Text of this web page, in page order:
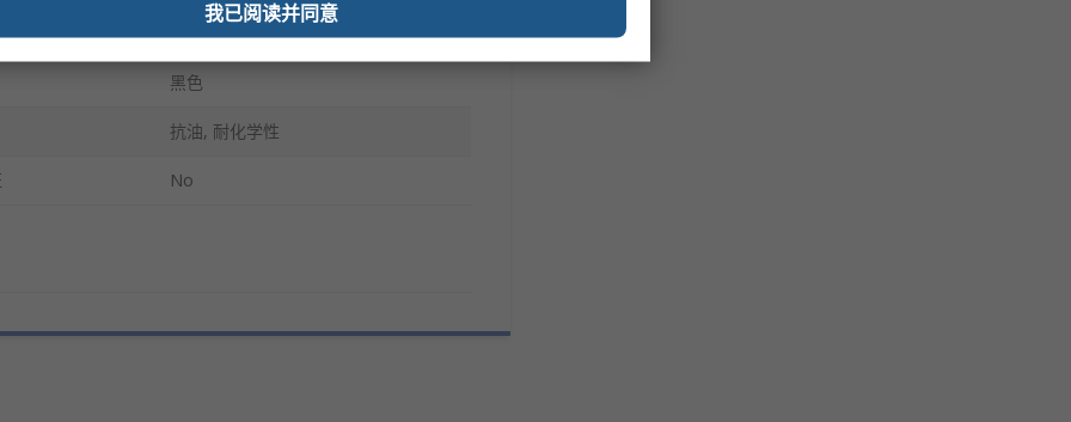
干
黑色
抗油, 耐化学性
No
我已阅读并同意